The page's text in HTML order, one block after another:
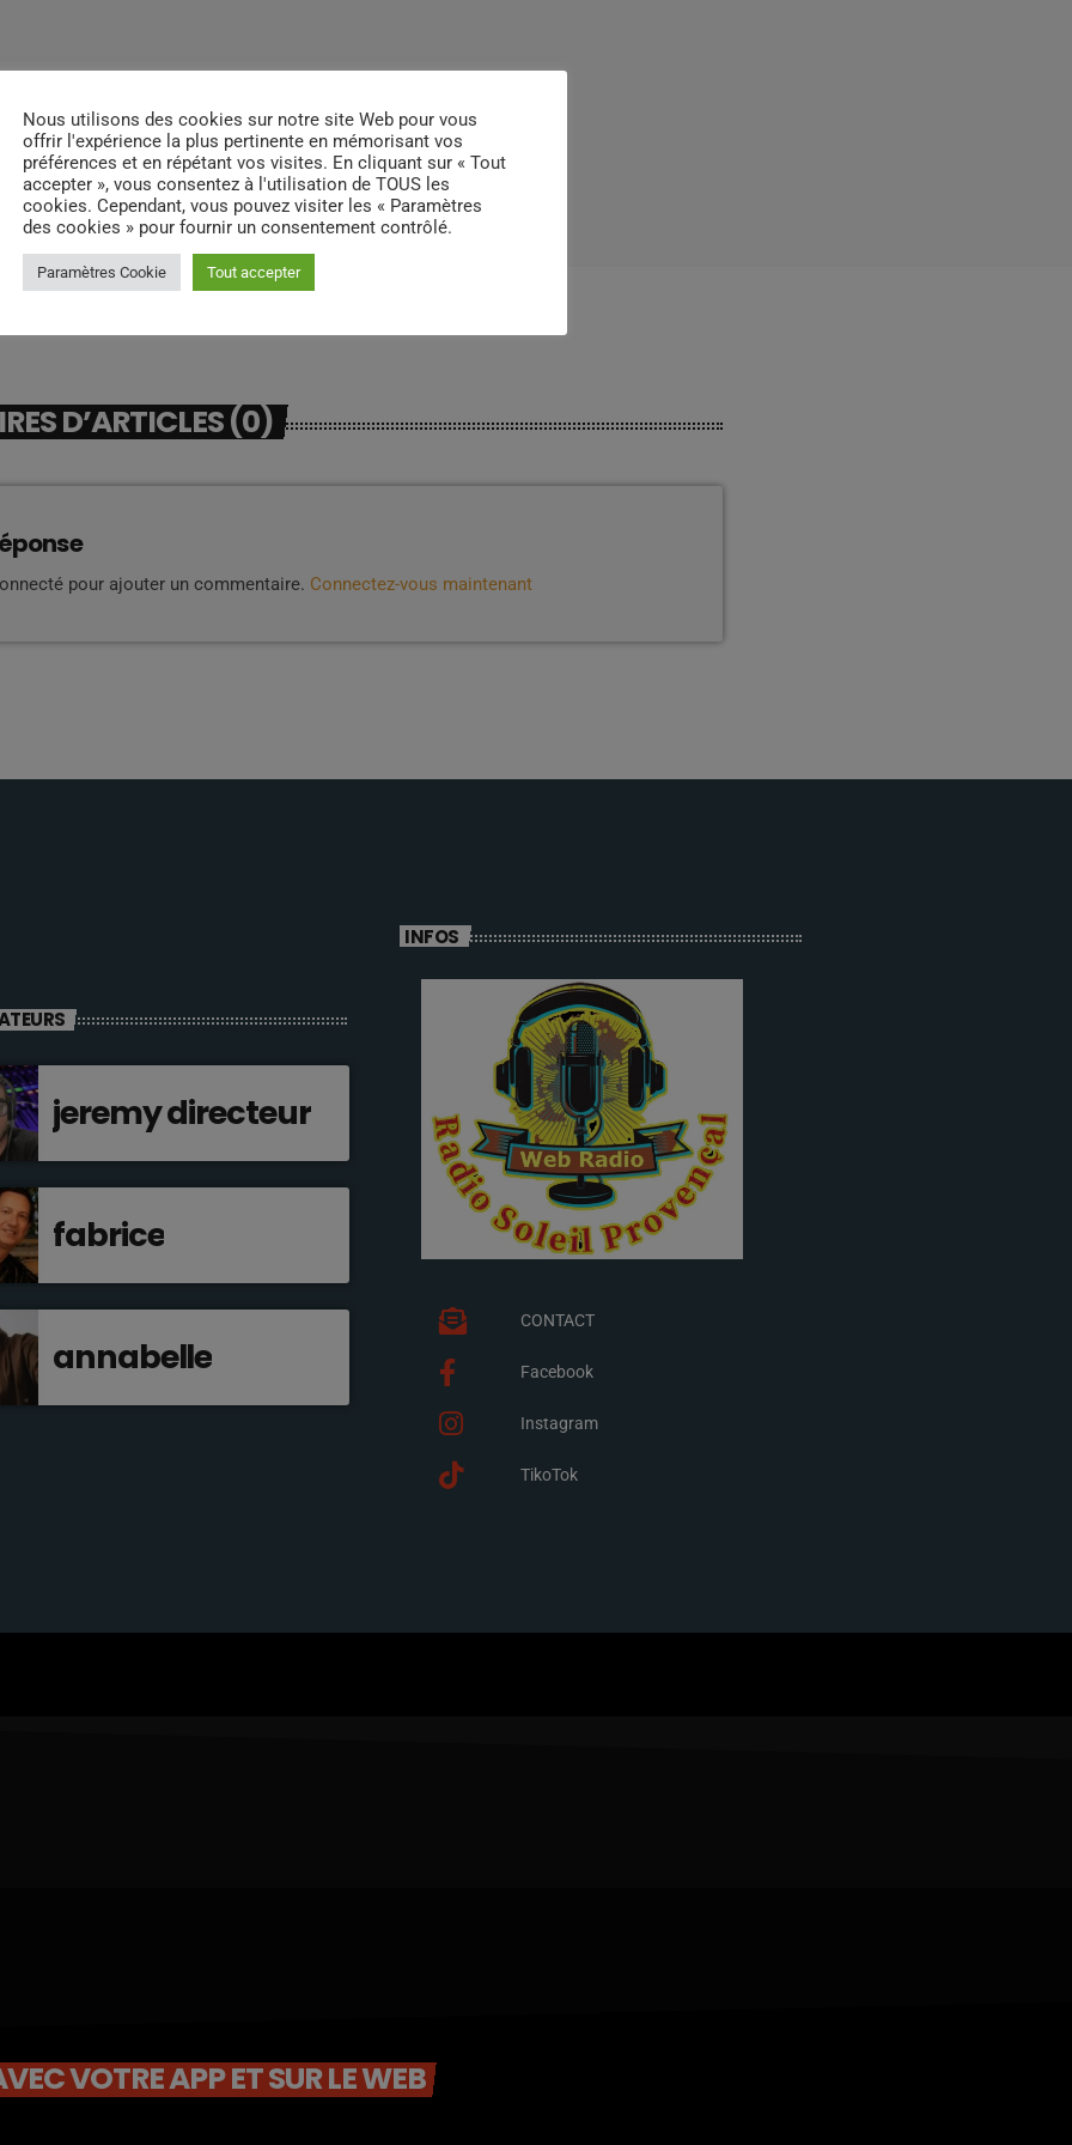
D’ARTICLES (0)
pour ajouter un commentaire. Connectez-vous maintenant
jeremy directeur
fabrice
annabelle
INFOS
CONTACT
Facebook
Instagram
TikoTok
VOTRE APP ET SUR LE WEB
Nous utilisons des cookies sur notre site Web pour vous
offrir l'expérience la plus pertinente en mémorisant vos
préférences et en répétant vos visites. En cliquant sur « Tout
accepter », vous consentez à l'utilisation de TOUS les
cookies. Cependant, vous pouvez visiter les « Paramètres
des cookies » pour fournir un consentement contrôlé.
Paramètres Cookie Tout accepter